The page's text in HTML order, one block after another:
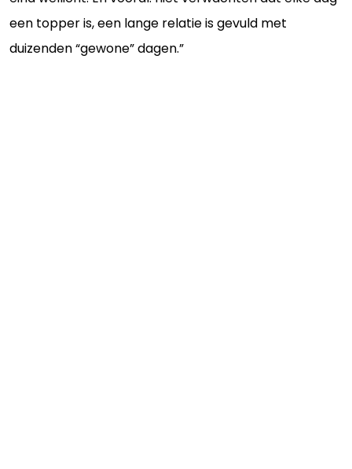
een topper is, een lange relatie is gevuld met
duizenden “gewone” dagen.”